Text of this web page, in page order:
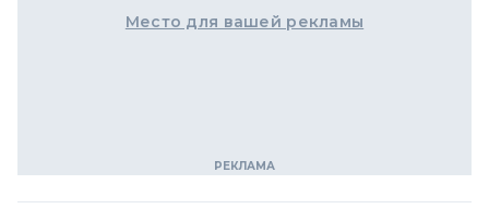
Место для вашей рекламы